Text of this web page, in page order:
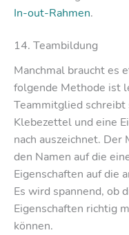
In-out-Rahmen.
14. Teambildung
Manchmal braucht es
folgende Methode ist
Teammitglied schreibt
Klebezettel und eine
nach auszeichnet.
den Namen auf die
Eigenschaften auf die
Es wird spannend, ob
Eigenschaften richtig
können.